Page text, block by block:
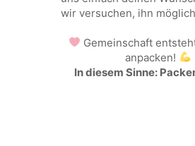
wir versuchen, ihn
Gemeinschaft
anpacken!
In diesem Sinne: